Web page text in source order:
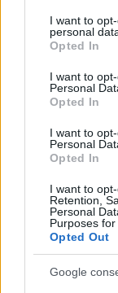
not limited to
grant or deny
use your data
consent section.
I want to
personal
Opted In
I want to
Personal
Opted In
I want to
Personal
Opted In
I want to
Retention,
Personal
Purposes for
Opted Out
Google
1
ČASOPIS
OSTATNÍ
2 Martin
ČASOPIS